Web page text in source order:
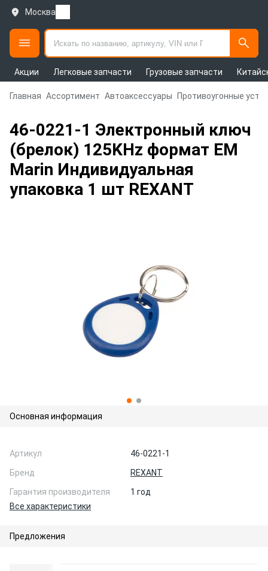
Москва
Акции Легковые запчасти Грузовые запчасти
Главная Ассортимент Автоаксессуары Противоугонные
46-0221-1 Электронный ключ
(брелок) 125KHz формат EM
Marin Индивидуальная
упаковка 1 шт REXANT
Основная информация
Артикул
46-0221-1
Бренд
REXANT
Гарантия производителя
1 год
Все характеристики
Предложения